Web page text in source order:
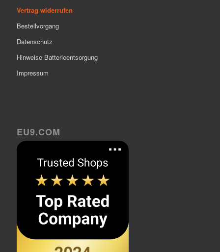
Vertrag widerrufen
Bestellvorgang
Datenschutz
Hinweise Batterieentsorgung
Impressum
EU9.COM